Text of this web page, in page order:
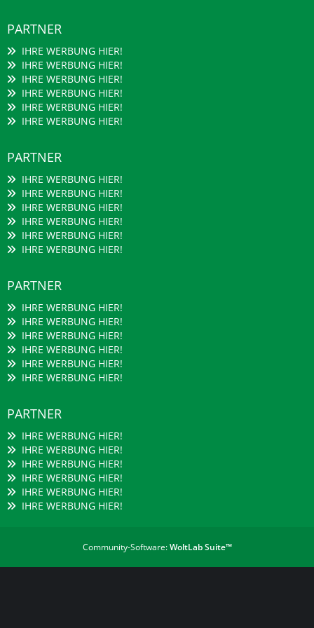
PARTNER
IHRE WERBUNG HIER!
IHRE WERBUNG HIER!
IHRE WERBUNG HIER!
IHRE WERBUNG HIER!
IHRE WERBUNG HIER!
IHRE WERBUNG HIER!
PARTNER
IHRE WERBUNG HIER!
IHRE WERBUNG HIER!
IHRE WERBUNG HIER!
IHRE WERBUNG HIER!
IHRE WERBUNG HIER!
IHRE WERBUNG HIER!
PARTNER
IHRE WERBUNG HIER!
IHRE WERBUNG HIER!
IHRE WERBUNG HIER!
IHRE WERBUNG HIER!
IHRE WERBUNG HIER!
IHRE WERBUNG HIER!
PARTNER
IHRE WERBUNG HIER!
IHRE WERBUNG HIER!
IHRE WERBUNG HIER!
IHRE WERBUNG HIER!
IHRE WERBUNG HIER!
IHRE WERBUNG HIER!
Community-Software:WoltLab Suite™